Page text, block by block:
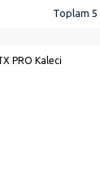
Toplam 5